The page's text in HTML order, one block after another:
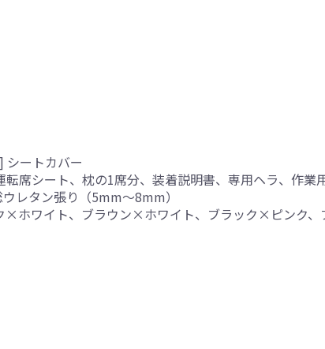
ートカバー
席シート、枕の1席分、装着説明書、専用ヘラ、作業用
レタン張り（5mm～8mm）
×ホワイト、ブラウン×ホワイト、ブラック×ピンク